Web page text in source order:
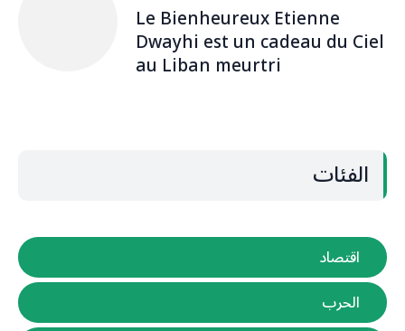
Le Bienheureux Etienne
Dwayhi est un cadeau du Ciel
au Liban meurtri
الفئات
اقتصاد
الحرب